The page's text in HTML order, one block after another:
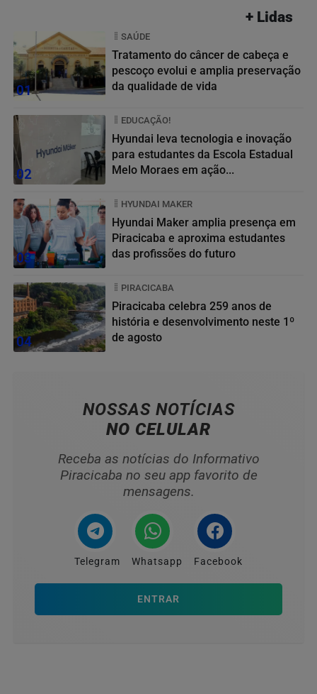
+ Lidas
01
SAÚDE
Tratamento do câncer de cabeça e
pescoço evolui e amplia preservação
da qualidade de vida
02
EDUCAÇÃO!
Hyundai leva tecnologia e inovação
para estudantes da Escola Estadual
Melo Moraes em ação...
03
HYUNDAI MAKER
Hyundai Maker amplia presença em
Piracicaba e aproxima estudantes
das profissões do futuro
04
PIRACICABA
Piracicaba celebra 259 anos de
história e desenvolvimento neste 1º
de agosto
NOSSAS NOTÍCIAS
NO CELULAR
Receba as notícias do Informativo
Piracicaba no seu app favorito de
mensagens.
Telegram Whatsapp Facebook
ENTRAR